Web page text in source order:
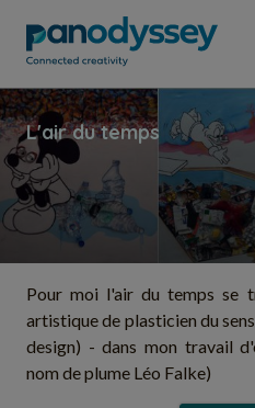
Pour moi l'air du temps se
artistique de plasticien du
design) - dans mon travail
nom de plume Léo Falke)